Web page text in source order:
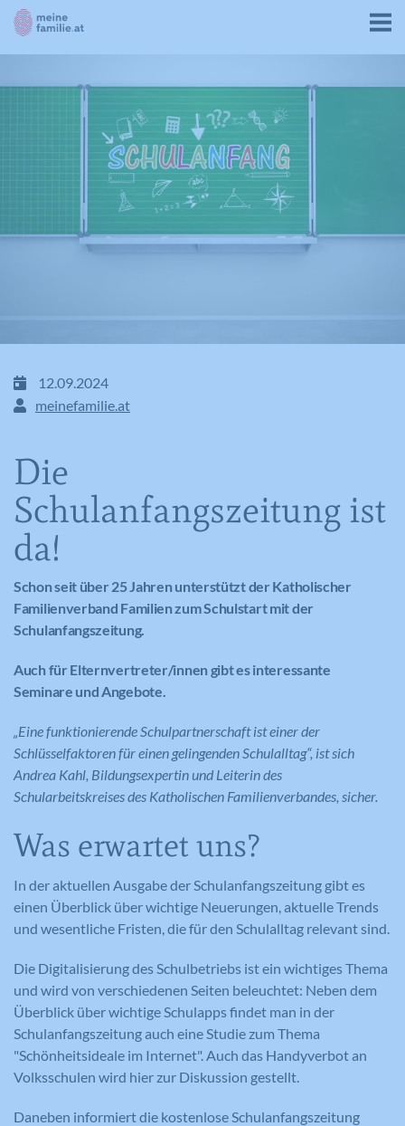
12.09.2024
meinefamilie.at
Die
Schulanfangszeitung ist
da!
Schon seit über 25 Jahren unterstützt der Katholischer
Familienverband Familien zum Schulstart mit der
Schulanfangszeitung.
Auch für Elternvertreter/innen gibt es interessante
Seminare und Angebote.
„Eine funktionierende Schulpartnerschaft ist einer der
Schlüsselfaktoren für einen gelingenden Schulalltag“, ist sich
Andrea Kahl, Bildungsexpertin und Leiterin des
Schularbeitskreises des Katholischen Familienverbandes, sicher.
Was erwartet uns?
In der aktuellen Ausgabe der Schulanfangszeitung gibt es
einen Überblick über wichtige Neuerungen, aktuelle Trends
und wesentliche Fristen, die für den Schulalltag relevant sind.
Die Digitalisierung des Schulbetriebs ist ein wichtiges Thema
und wird von verschiedenen Seiten beleuchtet: Neben dem
Überblick über wichtige Schulapps findet man in der
Schulanfangszeitung auch eine Studie zum Thema
"Schönheitsideale im Internet". Auch das Handyverbot an
Volksschulen wird hier zur Diskussion gestellt.
Daneben informiert die kostenlose Schulanfangszeitung